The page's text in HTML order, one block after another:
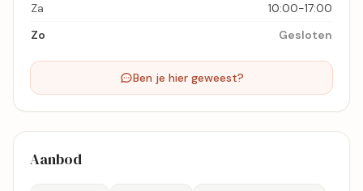
Za
10:00-17:00
Zo
Gesloten
Ben je hier geweest?
Aanbod